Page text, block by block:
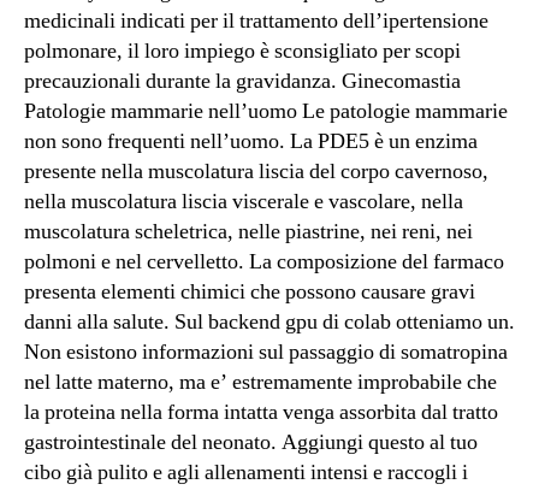
medicinali indicati per il trattamento dell’ipertensione
polmonare, il loro impiego è sconsigliato per scopi
precauzionali durante la gravidanza. Ginecomastia
Patologie mammarie nell’uomo Le patologie mammarie
non sono frequenti nell’uomo. La PDE5 è un enzima
presente nella muscolatura liscia del corpo cavernoso,
nella muscolatura liscia viscerale e vascolare, nella
muscolatura scheletrica, nelle piastrine, nei reni, nei
polmoni e nel cervelletto. La composizione del farmaco
presenta elementi chimici che possono causare gravi
danni alla salute. Sul backend gpu di colab otteniamo un.
Non esistono informazioni sul passaggio di somatropina
nel latte materno, ma e’ estremamente improbabile che
la proteina nella forma intatta venga assorbita dal tratto
gastrointestinale del neonato. Aggiungi questo al tuo
cibo già pulito e agli allenamenti intensi e raccogli i